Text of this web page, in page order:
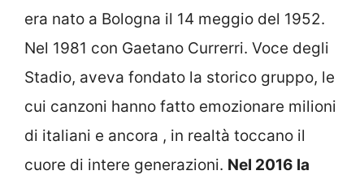
era nato a Bologna il 14 meggio del 1952.
Nel 1981 con Gaetano Currerri. Voce degli
Stadio, aveva fondato la storico gruppo, le
cui canzoni hanno fatto emozionare milioni
di italiani e ancora , in realtà toccano il
cuore di intere generazioni. Nel 2016 la